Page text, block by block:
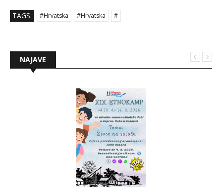
TAGS: #Hrvatska #Hrvatska #
NAJAVE